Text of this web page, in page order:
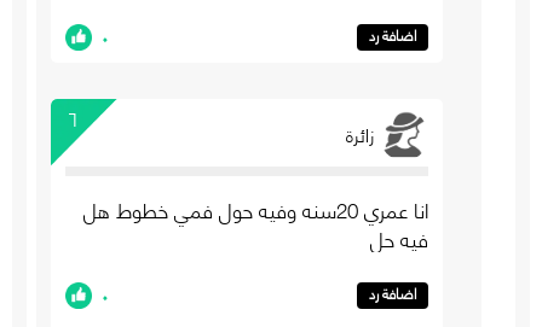
اضافة رد ٠
٦ زائرة
انا عمري 20سنه وفيه حول فمي خطوط هل
فيه حل
اضافة رد ٠